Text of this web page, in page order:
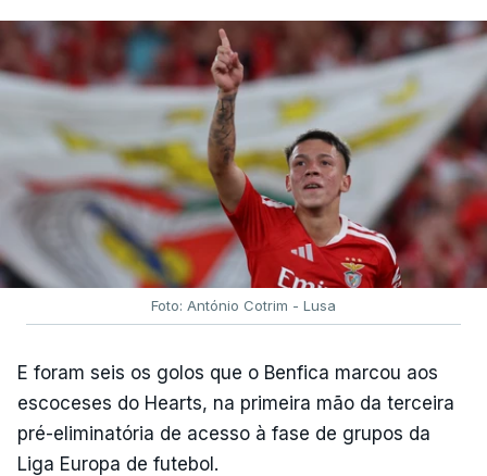
Foto: António Cotrim - Lusa
E foram seis os golos que o Benfica marcou aos
escoceses do Hearts, na primeira mão da terceira
pré-eliminatória de acesso à fase de grupos da
Liga Europa de futebol.